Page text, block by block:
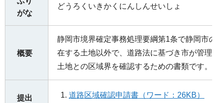
がな
どうろくいきかくにんしんせいしょ
概要
静岡市境界確定事務処理要綱第1条で静岡市
在する土地以外で、道路法に基づき市が管理
土地との区域界を確認するための書類です。
提出
道路区域確認申請書（ワード：26KB）